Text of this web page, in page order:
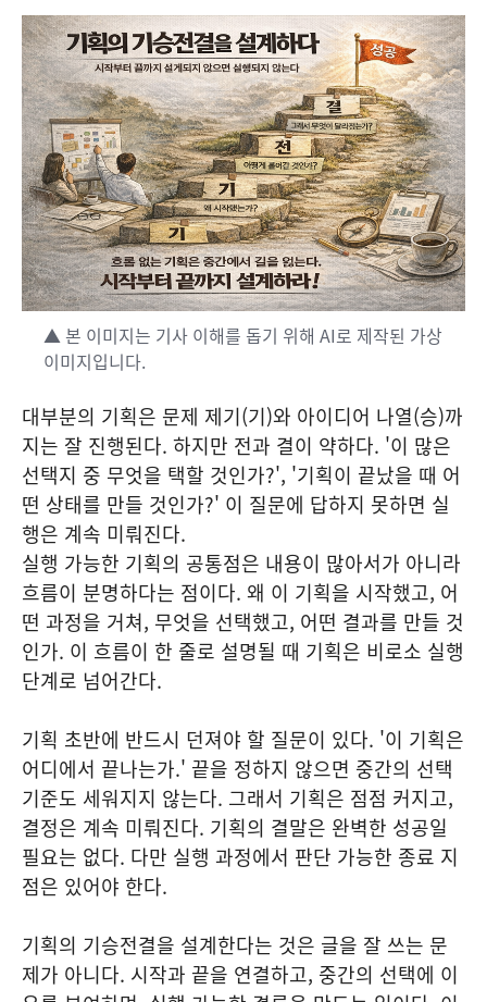
▲ 본 이미지는 기사 이해를 돕기 위해 AI로 제작된 가상
이미지입니다.
대부분의 기획은 문제 제기(기)와 아이디어 나열(승)까
지는 잘 진행된다. 하지만 전과 결이 약하다. '이 많은
선택지 중 무엇을 택할 것인가?', '기획이 끝났을 때 어
떤 상태를 만들 것인가?' 이 질문에 답하지 못하면 실
행은 계속 미뤄진다.
실행 가능한 기획의 공통점은 내용이 많아서가 아니라
흐름이 분명하다는 점이다. 왜 이 기획을 시작했고, 어
떤 과정을 거쳐, 무엇을 선택했고, 어떤 결과를 만들 것
인가. 이 흐름이 한 줄로 설명될 때 기획은 비로소 실행
단계로 넘어간다.
기획 초반에 반드시 던져야 할 질문이 있다. '이 기획은
어디에서 끝나는가.' 끝을 정하지 않으면 중간의 선택
기준도 세워지지 않는다. 그래서 기획은 점점 커지고,
결정은 계속 미뤄진다. 기획의 결말은 완벽한 성공일
필요는 없다. 다만 실행 과정에서 판단 가능한 종료 지
점은 있어야 한다.
기획의 기승전결을 설계한다는 것은 글을 잘 쓰는 문
제가 아니다. 시작과 끝을 연결하고, 중간의 선택에 이